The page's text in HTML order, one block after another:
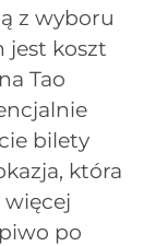
z wyboru
jest koszt
Tao
bilety
która
po